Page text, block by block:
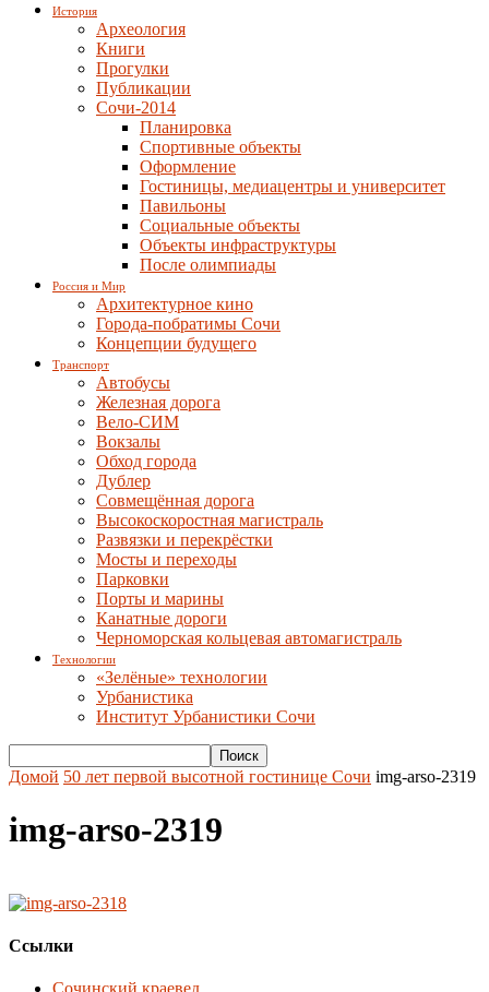
История
Археология
Книги
Прогулки
Публикации
Сочи-2014
Планировка
Спортивные объекты
Оформление
Гостиницы, медиацентры и университет
Павильоны
Социальные объекты
Объекты инфраструктуры
После олимпиады
Россия и Мир
Архитектурное кино
Города-побратимы Сочи
Концепции будущего
Транспорт
Автобусы
Железная дорога
Вело-СИМ
Вокзалы
Обход города
Дублер
Совмещённая дорога
Высокоскоростная магистраль
Развязки и перекрёстки
Мосты и переходы
Парковки
Порты и марины
Канатные дороги
Черноморская кольцевая автомагистраль
Технологии
«Зелёные» технологии
Урбанистика
Институт Урбанистики Сочи
Домой 50 лет первой высотной гостинице Сочи img-arso-2319
img-arso-2319
Ссылки